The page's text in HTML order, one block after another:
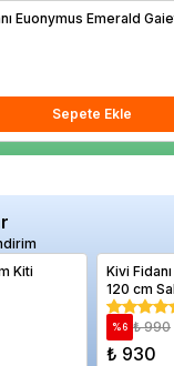
Euonymus Emerald
Sepete Ekle
Kiti
Kivi
120 cm
% 6 ₺ 990
₺ 930